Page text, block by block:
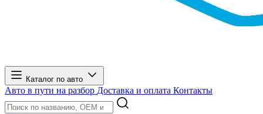
Каталог по авто
Авто в пути на разбор Доставка и оплата Контакты